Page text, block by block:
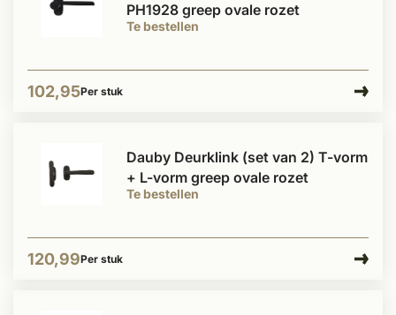
Te bestellen
PH1928 greep ovale rozet
102,95Per stuk
Te bestellen
Dauby Deurklink (set van 2) T-vorm
+ L-vorm greep ovale rozet
120,99Per stuk